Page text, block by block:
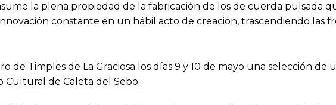
la plena propiedad de la fabricación de los de cuerda pulsada
constante en un hábil acto de creación, trascendiendo las
Timples de La Graciosa los días 9 y 10 de mayo una selección de
de Caleta del Sebo.